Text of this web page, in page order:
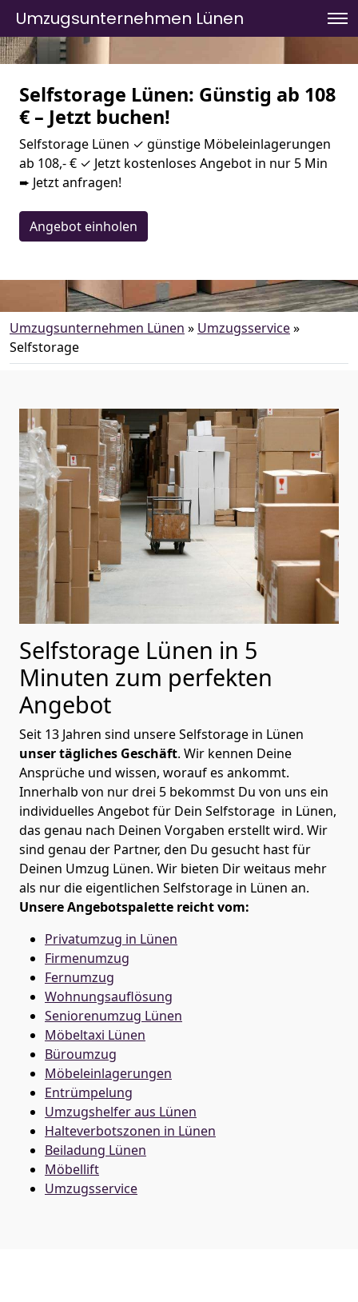
Umzugsunternehmen Lünen
Selfstorage Lünen: Günstig ab 108
€ – Jetzt buchen!
Selfstorage Lünen ✓ günstige Möbeleinlagerungen
ab 108,- € ✓ Jetzt kostenloses Angebot in nur 5 Min
➨ Jetzt anfragen!
Angebot einholen
Umzugsunternehmen Lünen » Umzugsservice»
Selfstorage
Selfstorage Lünen in 5
Minuten zum perfekten
Angebot
Seit 13 Jahren sind unsere Selfstorage in Lünen
unser tägliches Geschäft. Wir kennen Deine
Ansprüche und wissen, worauf es ankommt.
Innerhalb von nur drei 5 bekommst Du von uns ein
individuelles Angebot für Dein Selfstorage in Lünen,
das genau nach Deinen Vorgaben erstellt wird. Wir
sind genau der Partner, den Du gesucht hast für
Deinen Umzug Lünen. Wir bieten Dir weitaus mehr
als nur die eigentlichen Selfstorage in Lünen an.
Unsere Angebotspalette reicht vom:
Privatumzug in Lünen
Firmenumzug
Fernumzug
Wohnungsauflösung
Seniorenumzug Lünen
Möbeltaxi Lünen
Büroumzug
Möbeleinlagerungen
Entrümpelung
Umzugshelfer aus Lünen
Halteverbotszonen in Lünen
Beiladung Lünen
Möbellift
Umzugsservice